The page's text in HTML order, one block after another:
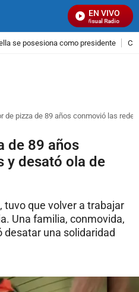
EN VIVO
Señal Visual Radio
se posesiona como presidente
de pizza de 89 años conmovió las
de 89 años
y desató ola de
tuvo que volver a trabajar
Una familia, conmovida,
desatar una solidaridad